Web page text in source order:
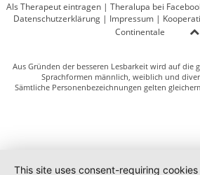
Als Therapeut eintragen | Theralupa bei
Datenschutzerklärung| Impressum|
Continentale
Aus Gründen der besseren Lesbarkeit wird auf die
Sprachformen männlich, weiblich und
Sämtliche Personenbezeichnungen gelten
This site uses consent-requiring